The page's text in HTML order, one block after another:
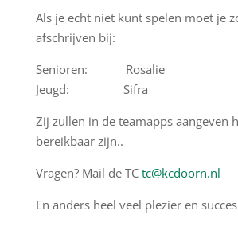
Als je echt niet kunt spelen moet je
afschrijven bij:
Senioren: Rosalie
Jeugd: Sifra
Zij zullen in de teamapps aangeven
bereikbaar zijn..
Vragen? Mail de TC tc@kcdoorn.nl
En anders heel veel plezier en